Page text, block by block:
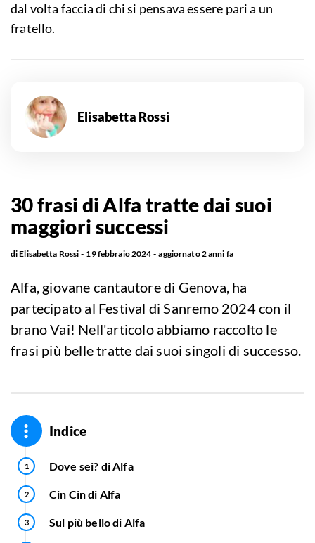
dal volta faccia di chi si pensava essere pari a un
fratello.
Elisabetta Rossi
30 frasi di Alfa tratte dai suoi
maggiori successi
diElisabetta Rossi 19 febbraio 2024 aggiornato2 anni fa
Alfa, giovane cantautore di Genova, ha
partecipato al Festival di Sanremo 2024 con il
brano Vai! Nell'articolo abbiamo raccolto le
frasi più belle tratte dai suoi singoli di successo.
Indice
Dove sei? di Alfa
Cin Cin di Alfa
Sul più bello di Alfa